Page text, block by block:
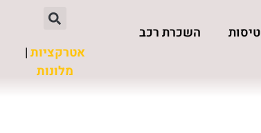
טיסות
השכרת רכב
אטרקציות|
מלונות